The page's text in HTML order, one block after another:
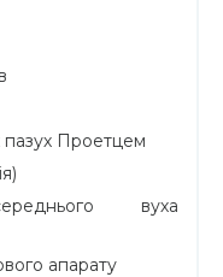
Проетцем
вуха
апарату